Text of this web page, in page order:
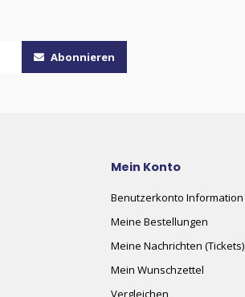
Abonnieren
Mein Konto
Benutzerkonto Information
Meine Bestellungen
Meine Nachrichten (Tickets)
Mein Wunschzettel
Vergleichen